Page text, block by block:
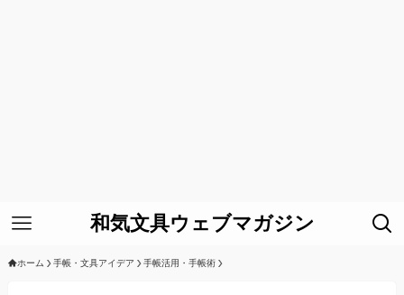
和気文具ウェブマガジン
ホーム 手帳・文具アイデア 手帳活用・手帳術